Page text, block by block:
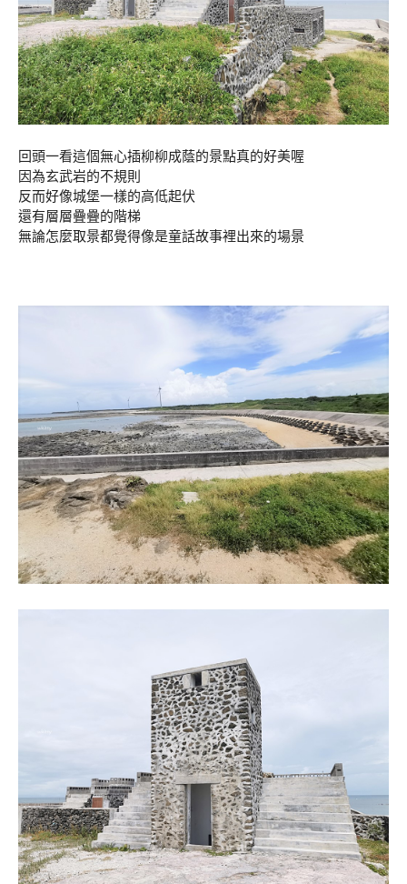
回頭一看這個無心插柳柳成蔭的景點真的好美喔
因為玄武岩的不規則
反而好像城堡一樣的高低起伏
還有層層疊疊的階梯
無論怎麼取景都覺得像是童話故事裡出來的場景